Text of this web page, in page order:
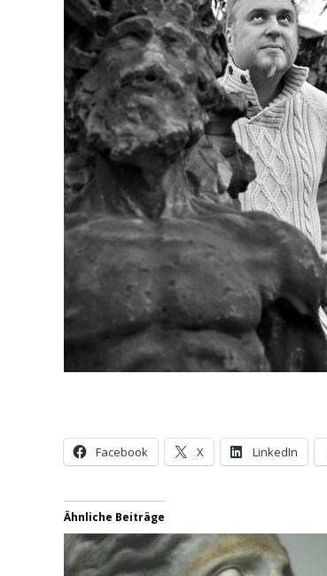
Facebook X LinkedIn
Ähnliche Beiträge